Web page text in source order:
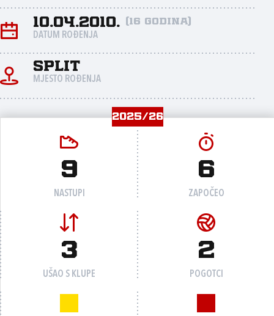
10.04.2010. (16 godina)
DATUM ROĐENJA
Split
MJESTO ROĐENJA
2025/26
9
NASTUPI
6
ZAPOČEO
3
UŠAO S KLUPE
2
POGOTCI